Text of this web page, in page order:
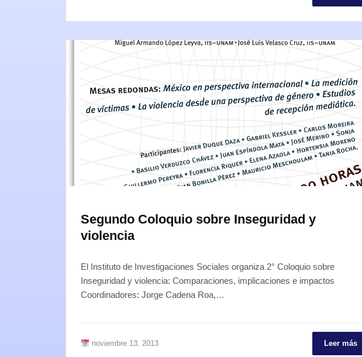
Segundo Coloquio sobre Inseguridad y
violencia
El Instituto de Investigaciones Sociales organiza 2° Coloquio sobre
Inseguridad y violencia: Comparaciones, implicaciones e impactos
Coordinadores: Jorge Cadena Roa,…
noviembre 13, 2013 Leer más